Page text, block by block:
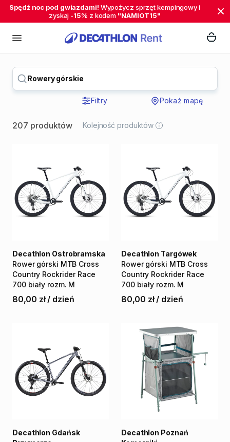
Spędź noc pod gwiazdami! Wypożycz sprzęt kempingowy i
zyskaj -15% z kodem "NAMIOT15"
Rowery górskie
Filtry Pokaż mapę
207 produktów Kolejność produktów
Rower górski MTB Cross
Country Rockrider Race
700 biały rozm. M
Decathlon Ostrobramska
80,00 zł / dzień
Rower górski MTB Cross
Country Rockrider Race
700 biały rozm. M
Decathlon Targówek
80,00 zł / dzień
Decathlon Gdańsk
Decathlon Poznań